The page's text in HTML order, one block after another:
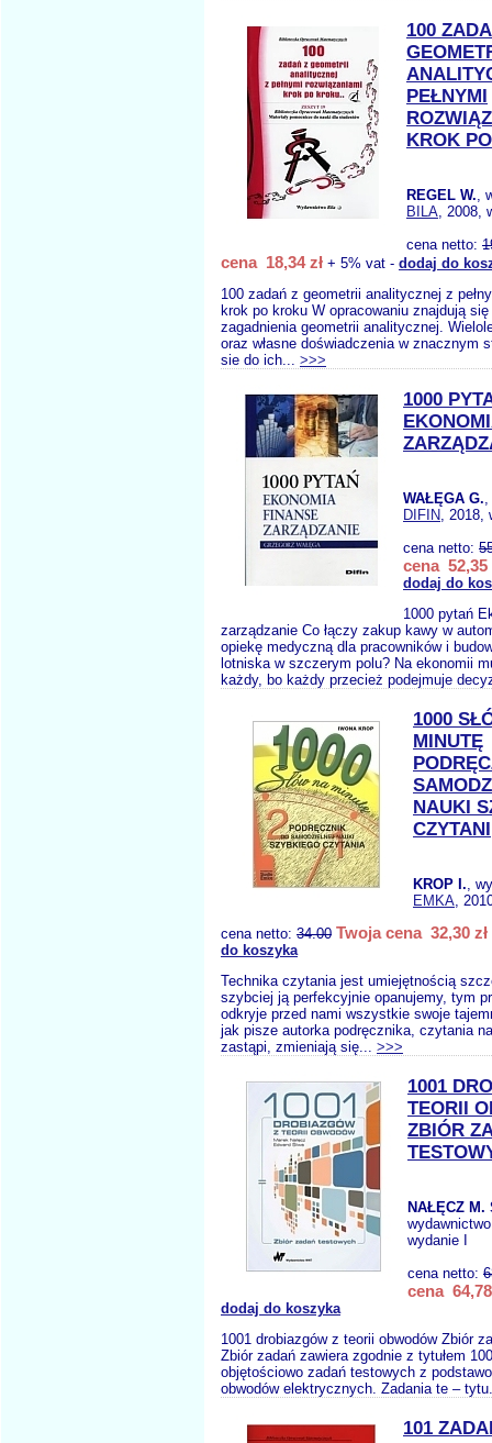
100
PEŁNYMI
KROK
REGEL W.,
BILA, 2008,
cena netto:
cena 18,34 zł + 5% vat - dodaj do
100 zadań z geometrii analitycznej z
krok po kroku W opracowaniu znajdują się
zagadnienia geometrii analitycznej.
oraz własne doświadczenia w znacznym
sie do ich... >>>
1000
WAŁĘGA G.,
DIFIN, 2018,
cena netto:
cena 52,35
dodaj do
1000 pytań
zarządzanie Co łączy zakup kawy w
opiekę medyczną dla pracowników i
lotniska w szczerym polu? Na ekonomii
każdy, bo każdy przecież podejmuje
1000
MINUTĘ
NAUKI
CZYTANI
KROP I.,
EMKA,
cena netto: 34.00 Twoja cena 32,30 zł
do koszyka
Technika czytania jest umiejętnością
szybciej ją perfekcyjnie opanujemy, tym
odkryje przed nami wszystkie swoje
jak pisze autorka podręcznika, czytania
zastąpi, zmieniają się... >>>
1001
TEORII
ZBIÓR
NAŁĘCZ M.
wydanie I
cena netto:
cena 64,78
dodaj do koszyka
1001 drobiazgów z teorii obwodów Zbiór
Zbiór zadań zawiera zgodnie z tytułem
objętościowo zadań testowych z
obwodów elektrycznych. Zadania te –
101